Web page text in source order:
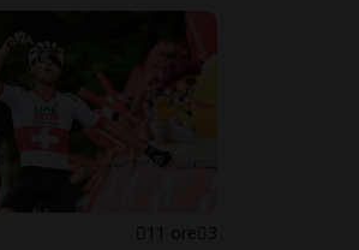
11 ore 3